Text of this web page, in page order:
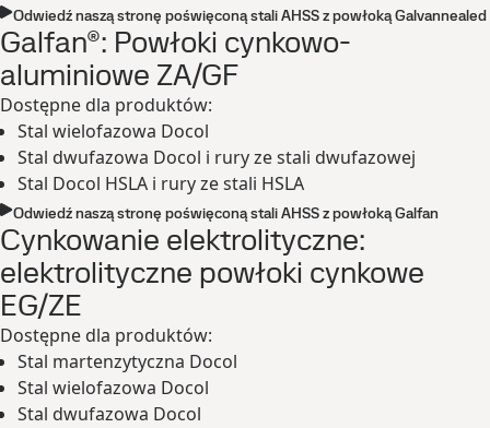
Odwiedź naszą stronę poświęconą stali AHSS z powłoką Galvannealed
Galfan®: Powłoki cynkowo-
aluminiowe ZA/GF
Dostępne dla produktów:
Stal wielofazowa Docol
Stal dwufazowa Docol i rury ze stali dwufazowej
Stal Docol HSLA i rury ze stali HSLA
Odwiedź naszą stronę poświęconą stali AHSS z powłoką Galfan
Cynkowanie elektrolityczne:
elektrolityczne powłoki cynkowe
EG/ZE
Dostępne dla produktów:
Stal martenzytyczna Docol
Stal wielofazowa Docol
Stal dwufazowa Docol